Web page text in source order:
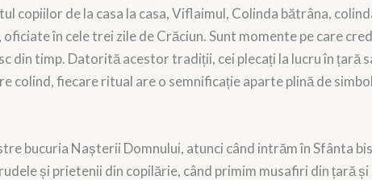
copiilor de la casa la casa, Viflaimul, Colinda bătrâna,
în cele trei zile de Crăciun. Sunt momente pe care
din timp. Datorită acestor tradiții, cei plecați la lucru în țară
colind, fiecare ritual are o semnificație aparte plină de
bucuria Nașterii Domnului, atunci când intrăm în Sfânta
și prietenii din copilărie, când primim musafiri din țară